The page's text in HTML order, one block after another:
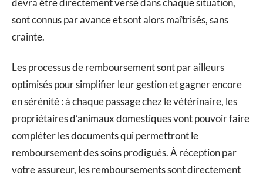
devra être directement versé dans chaque situation,
sont connus par avance et sont alors maîtrisés, sans
crainte.
Les processus de remboursement sont par ailleurs
optimisés pour simplifier leur gestion et gagner encore
en sérénité : à chaque passage chez le vétérinaire, les
propriétaires d’animaux domestiques vont pouvoir faire
compléter les documents qui permettront le
remboursement des soins prodigués. À réception par
votre assureur, les remboursements sont directement